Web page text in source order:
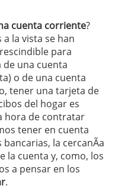
cuenta corriente?
la vista se han
para
de una cuenta
o de una cuenta
tener una tarjeta de
del hogar es
hora de contratar
tener en cuenta
la cercanÃ­a
la cuenta y, como, los
a pensar en los
.